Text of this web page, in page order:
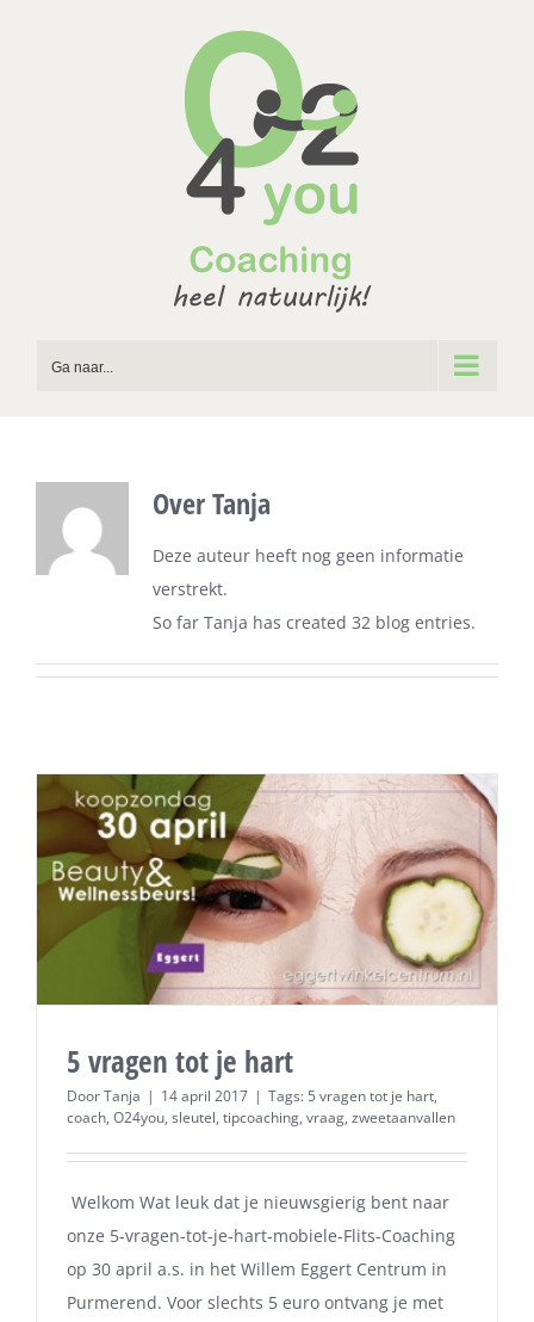
Ga naar...
OverTanja
Deze auteur heeft nog geen informatie
verstrekt.
So far Tanja has created 32 blog entries.
5 vragen tot je hart
DoorTanja | 14 april 2017 | Tags: 5 vragen tot je hart,
coach, O24you, sleutel, tipcoaching, vraag, zweetaanvallen
Welkom Wat leuk dat je nieuwsgierig bent naar
onze 5-vragen-tot-je-hart-mobiele-Flits-Coaching
op 30 april a.s. in het Willem Eggert Centrum in
Purmerend. Voor slechts 5 euro ontvang je met